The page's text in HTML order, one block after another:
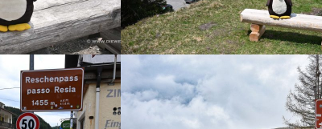
20. MAI 2018
GRÖDNER JOCH